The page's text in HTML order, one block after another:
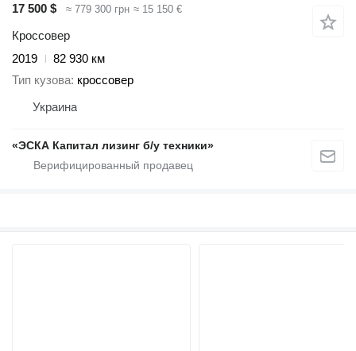
17 500 $
≈ 779 300 грн ≈ 15 150 €
Кроссовер
2019
82 930 км
Тип кузова кроссовер
Украина
«ЭСКА Капитал лизинг б/у техники»